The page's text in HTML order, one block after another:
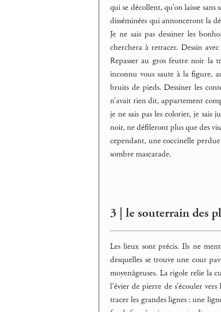
qui se décollent, qu’on laisse
disséminées qui annonceront la
Je ne sais pas dessiner les
cherchera à retracer. Dessin
Repasser au gros feutre noir la
inconnu vous saute à la figure,
bruits de pieds. Dessiner les
n’avait rien dit, appartement
je ne sais pas les colorier, je
noir, ne défileront plus que des
cependant, une coccinelle
sombre mascarade.
3 | le souterrain des
Les lieux sont précis. Ils ne
desquelles se trouve une cour
moyenâgeuses. La rigole relie la
l’évier de pierre de s’écouler
tracer les grandes lignes : une